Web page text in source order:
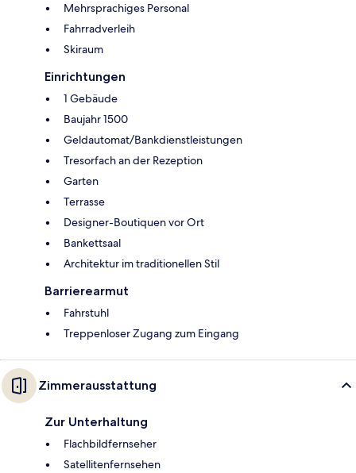
Mehrsprachiges Personal
Fahrradverleih
Skiraum
Einrichtungen
1 Gebäude
Baujahr 1500
Geldautomat/Bankdienstleistungen
Tresorfach an der Rezeption
Garten
Terrasse
Designer-Boutiquen vor Ort
Bankettsaal
Architektur im traditionellen Stil
Barrierearmut
Fahrstuhl
Treppenloser Zugang zum Eingang
Zimmerausstattung
Zur Unterhaltung
Flachbildfernseher
Satellitenfernsehen